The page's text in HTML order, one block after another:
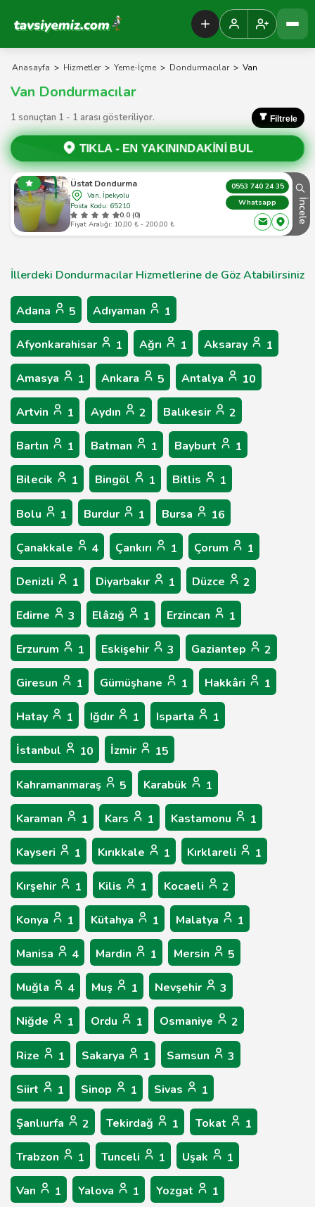
Tavsiyemiz Anasayfa
Anasayfa > Hizmetler > Yeme-İçme > Dondurmacılar > Van
Van Dondurmacılar
1 sonuçtan 1 - 1 arası gösteriliyor. Filtrele
TIKLA - EN YAKININDAKİNİ BUL
Üstat Dondurma
Van, İpekyolu
Posta Kodu: 65210
0.0 (0)
Fiyat Aralığı: 10,00 ₺ - 200,00 ₺
0553 740 24 35
Whatsapp
İncele
İllerdeki Dondurmacılar Hizmetlerine de Göz Atabilirsiniz
Adana 5 Adıyaman 1
Afyonkarahisar 1 Ağrı 1 Aksaray 1
Amasya 1 Ankara 5 Antalya 10
Artvin 1 Aydın 2 Balıkesir 2
Bartın 1 Batman 1 Bayburt 1
Bilecik 1 Bingöl 1 Bitlis 1
Bolu 1 Burdur 1 Bursa 16
Çanakkale 4 Çankırı 1 Çorum 1
Denizli 1 Diyarbakır 1 Düzce 2
Edirne 3 Elâzığ 1 Erzincan 1
Erzurum 1 Eskişehir 3 Gaziantep 2
Giresun 1 Gümüşhane 1 Hakkâri 1
Hatay 1 Iğdır 1 Isparta 1
İstanbul 10 İzmir 15
Kahramanmaraş 5 Karabük 1
Karaman 1 Kars 1 Kastamonu 1
Kayseri 1 Kırıkkale 1 Kırklareli 1
Kırşehir 1 Kilis 1 Kocaeli 2
Konya 1 Kütahya 1 Malatya 1
Manisa 4 Mardin 1 Mersin 5
Muğla 4 Muş 1 Nevşehir 3
Niğde 1 Ordu 1 Osmaniye 2
Rize 1 Sakarya 1 Samsun 3
Siirt 1 Sinop 1 Sivas 1
Şanlıurfa 2 Tekirdağ 1 Tokat 1
Trabzon 1 Tunceli 1 Uşak 1
Van 1 Yalova 1 Yozgat 1